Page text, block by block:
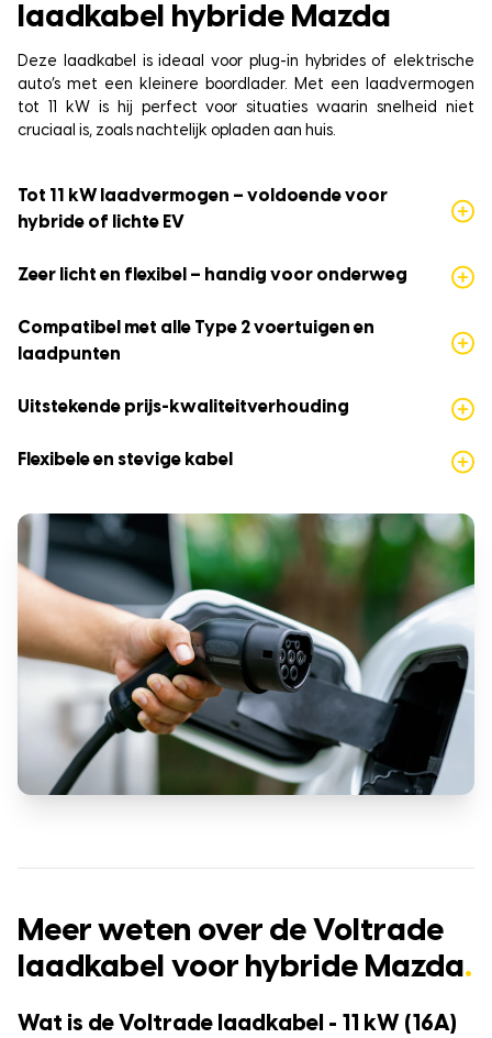
laadkabel hybride Mazda
Deze laadkabel is ideaal voor plug-in hybrides of elektrische
auto’s met een kleinere boordlader. Met een laadvermogen
tot 11 kW is hij perfect voor situaties waarin snelheid niet
cruciaal is, zoals nachtelijk opladen aan huis.
Tot 11 kW laadvermogen – voldoende voor
hybride of lichte EV
Zeer licht en flexibel – handig voor onderweg
Compatibel met alle Type 2 voertuigen en
laadpunten
Uitstekende prijs-kwaliteitverhouding
Flexibele en stevige kabel
Meer weten over de Voltrade
laadkabel voor hybride Mazda.
Wat is de Voltrade laadkabel - 11 kW (16A)